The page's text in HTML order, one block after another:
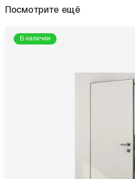
Посмотрите ещё
В наличии